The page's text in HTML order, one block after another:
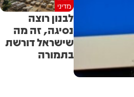
מדיני
לבנון רוצה
נסיגה, זה מה
שישראל דורשת
בתמורה